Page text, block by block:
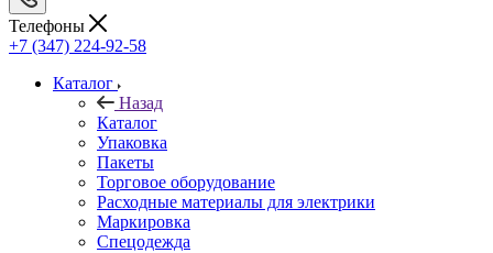
Телефоны
+7 (347) 224-92-58
Каталог
Назад
Каталог
Упаковка
Пакеты
Торговое оборудование
Расходные материалы для электрики
Маркировка
Спецодежда